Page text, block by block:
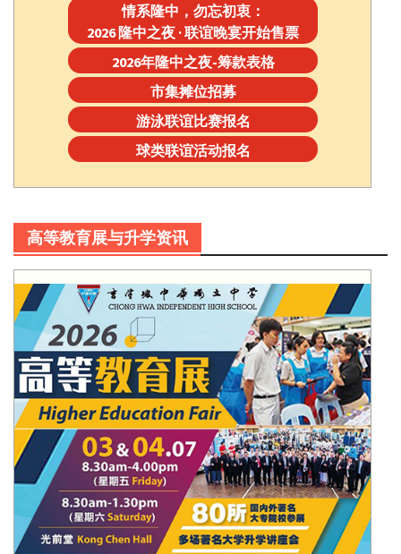
情系隆中，勿忘初衷：
2026 隆中之夜 · 联谊晚宴开始售票
2026年隆中之夜-筹款表格
市集摊位招募
游泳联谊比赛报名
球类联谊活动报名
高等教育展与升学资讯